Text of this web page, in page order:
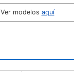
Ver modelos aquí